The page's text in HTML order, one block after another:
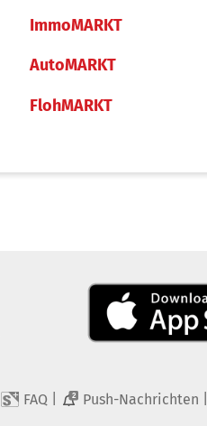
ImmoMARKT
AutoMARKT
FlohMARKT
FAQ 2 Push-Nachrichten